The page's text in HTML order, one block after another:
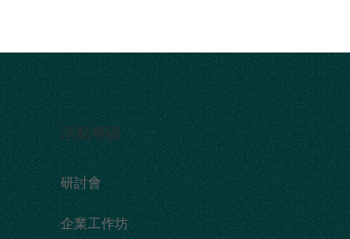
​活動專區
研討會
企業工作坊